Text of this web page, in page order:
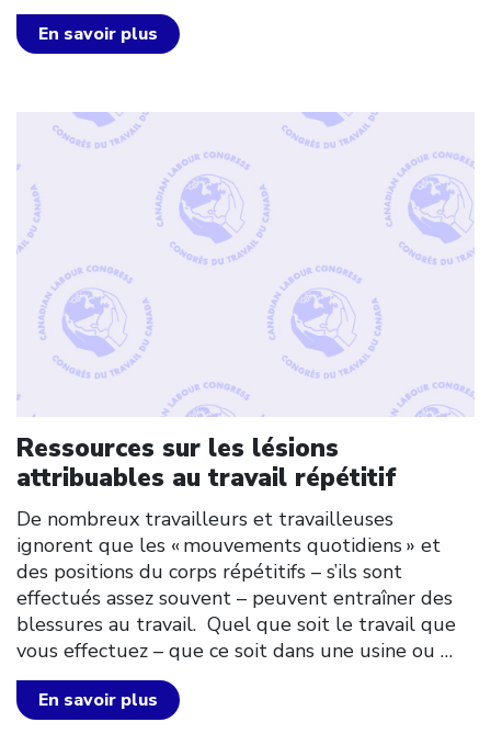
En savoir plus
Ressources sur les lésions
attribuables au travail répétitif
De nombreux travailleurs et travailleuses
ignorent que les « mouvements quotidiens » et
des positions du corps répétitifs – s’ils sont
effectués assez souvent – peuvent entraîner des
blessures au travail. Quel que soit le travail que
vous effectuez – que ce soit dans une usine ou …
En savoir plus
Click to open the link